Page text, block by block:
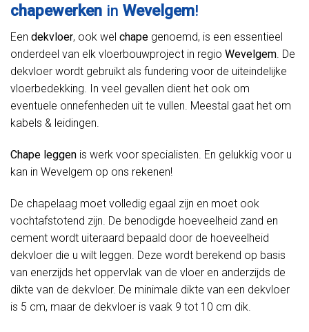
chapewerken in Wevelgem!
Een dekvloer, ook wel chape genoemd, is een essentieel
onderdeel van elk vloerbouwproject in regio Wevelgem. De
dekvloer wordt gebruikt als fundering voor de uiteindelijke
vloerbedekking. In veel gevallen dient het ook om
eventuele onnefenheden uit te vullen. Meestal gaat het om
kabels & leidingen.
Chape leggen is werk voor specialisten. En gelukkig voor u
kan in Wevelgem op ons rekenen!
De chapelaag moet volledig egaal zijn en moet ook
vochtafstotend zijn. De benodigde hoeveelheid zand en
cement wordt uiteraard bepaald door de hoeveelheid
dekvloer die u wilt leggen. Deze wordt berekend op basis
van enerzijds het oppervlak van de vloer en anderzijds de
dikte van de dekvloer. De minimale dikte van een dekvloer
is 5 cm, maar de dekvloer is vaak 9 tot 10 cm dik.